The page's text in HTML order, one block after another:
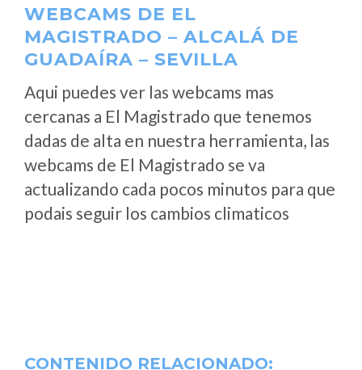
WEBCAMS DE EL
MAGISTRADO – ALCALÁ DE
GUADAÍRA – SEVILLA
Aqui puedes ver las webcams mas
cercanas a El Magistrado que tenemos
dadas de alta en nuestra herramienta, las
webcams de El Magistrado se va
actualizando cada pocos minutos para que
podais seguir los cambios climaticos
CONTENIDO RELACIONADO: